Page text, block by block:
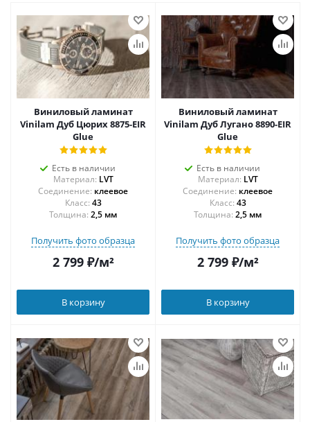
Виниловый ламинат
Vinilam Дуб Цюрих 8875-EIR
Glue
Есть в наличии
Материал: LVT
Соединение: клеевое
43
Толщина: 2,5 мм
Получить фото образца
2 799₽/м²
В корзину
Виниловый ламинат
Vinilam Дуб Лугано 8890-EIR
Glue
Есть в наличии
Материал: LVT
Соединение: клеевое
43
Толщина: 2,5 мм
Получить фото образца
2 799₽/м²
В корзину